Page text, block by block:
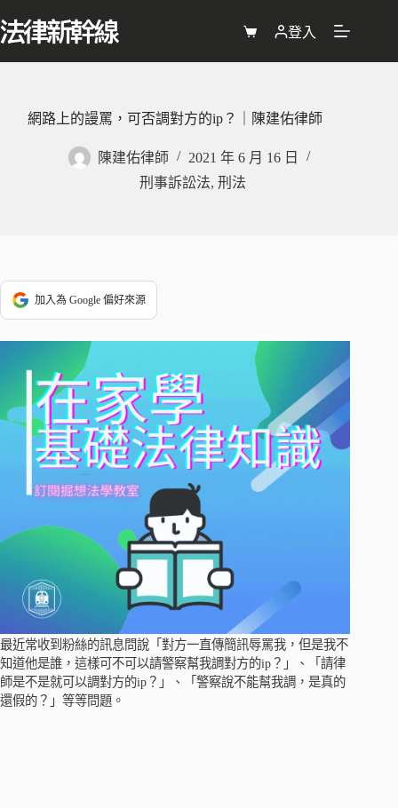
至
購
物
登入
網路上的謾罵，可否調對方的ip？｜陳建佑律師
陳建佑律師
2021 年 6 月 16 日
刑事訴訟法,刑法
加入為 Google 偏好來源
最近常收到粉絲的訊息問說「對方一直傳簡訊辱罵我，但是我不
知道他是誰，這樣可不可以請警察幫我調對方的ip？」、「請律
師是不是就可以調對方的ip？」、「警察說不能幫我調，是真的
還假的？」等等問題。